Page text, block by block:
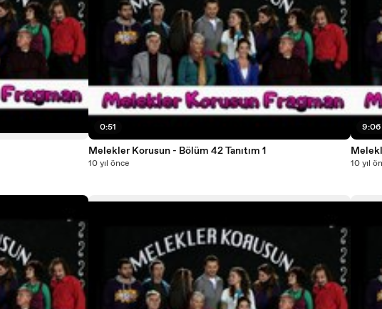
0:51
Melekler Korusun - Bölüm 42 Tanıtım 1
10 yıl önce
9:06
10 yıl